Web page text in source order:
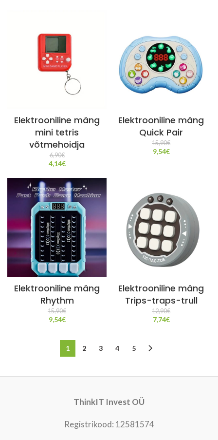
Elektrooniline mäng
mini tetris
võtmehoidja
6,90€
4,14€
Elektrooniline mäng
Quick Pair
15,90€
9,54€
Elektrooniline mäng
Rhythm
15,90€
9,54€
Elektrooniline mäng
Trips-traps-trull
12,90€
7,74€
1 2 3 4 5
ThinkIT Invest OÜ
Registrikood: 12581574